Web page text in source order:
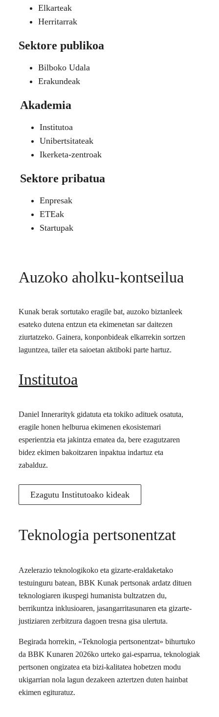
Elkarteak
Herritarrak
Sektore publikoa
Bilboko Udala
Erakundeak
Akademia
Institutoa
Unibertsitateak
Ikerketa-zentroak
Sektore pribatua
Enpresak
ETEak
Startupak
Auzoko aholku-kontseilua
Kunak berak sortutako eragile bat, auzoko biztanleek
esateko dutena entzun eta ekimenetan sar daitezen
ziurtatzeko. Gainera, konponbideak elkarrekin sortzen
laguntzea, tailer eta saioetan aktiboki parte hartuz.
Institutoa
Daniel Innerarityk gidatuta eta tokiko adituek osatuta,
eragile honen helburua ekimenen ekosistemari
esperientzia eta jakintza ematea da, bere ezagutzaren
bidez ekimen bakoitzaren inpaktua indartuz eta
zabalduz.
Ezagutu Institutoako kideak
Teknologia pertsonentzat
Azelerazio teknologikoko eta gizarte-eraldaketako
testuinguru batean, BBK Kunak pertsonak ardatz dituen
teknologiaren ikuspegi humanista bultzatzen du,
berrikuntza inklusioaren, jasangarritasunaren eta gizarte-
justiziaren zerbitzura dagoen tresna gisa ulertuta.
Begirada horrekin, «Teknologia pertsonentzat» bihurtuko
da BBK Kunaren 2026ko urteko gai-esparrua, teknologiak
pertsonen ongizatea eta bizi-kalitatea hobetzen modu
ukigarrian nola lagun dezakeen aztertzen duten hainbat
ekimen egituratuz.